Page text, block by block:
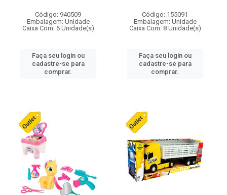
Código: 940509
Embalagem: Unidade
Caixa Com: 6 Unidade(s)
Faça seu login ou
cadastre-se para
comprar.
Código: 155091
Embalagem: Unidade
Caixa Com: 8 Unidade(s)
Faça seu login ou
cadastre-se para
comprar.